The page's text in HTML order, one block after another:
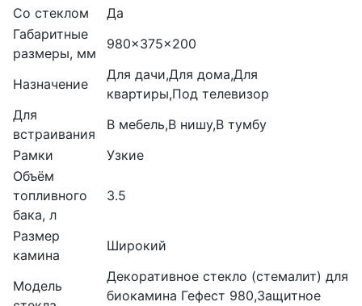
Со стеклом
Да
Габаритные
размеры, мм
980x375x200
Назначение
Для дачи,Для дома,Для
квартиры,Под телевизор
Для
встраивания
В мебель,В нишу,В тумбу
Рамки
Узкие
Объём
топливного
бака, л
3.5
Размер
камина
Широкий
Модель
Декоративное стекло (стемалит) для
биокамина Гефест 980,Защитное